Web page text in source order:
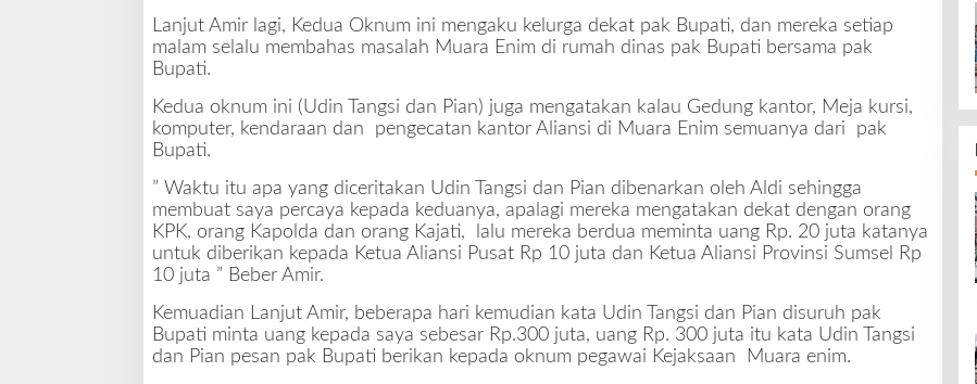
o
l
Lanjut Amir lagi, Kedua Oknum ini mengaku kelurga dekat pak Bupati, dan mereka setiap
malam selalu membahas masalah Muara Enim di rumah dinas pak Bupati bersama pak
Bupati.
Kedua oknum ini (Udin Tangsi dan Pian) juga mengatakan kalau Gedung kantor, Meja kursi,
komputer, kendaraan dan pengecatan kantor Aliansi di Muara Enim semuanya dari pak
Bupati.
” Waktu itu apa yang diceritakan Udin Tangsi dan Pian dibenarkan oleh Aldi sehingga
membuat saya percaya kepada keduanya, apalagi mereka mengatakan dekat dengan orang
KPK, orang Kapolda dan orang Kajati, lalu mereka berdua meminta uang Rp. 20 juta katanya
untuk diberikan kepada Ketua Aliansi Pusat Rp 10 juta dan Ketua Aliansi Provinsi Sumsel Rp
10 juta ” Beber Amir.
Kemuadian Lanjut Amir, beberapa hari kemudian kata Udin Tangsi dan Pian disuruh pak
Bupati minta uang kepada saya sebesar Rp.300 juta, uang Rp. 300 juta itu kata Udin Tangsi
dan Pian pesan pak Bupati berikan kepada oknum pegawai Kejaksaan Muara enim.